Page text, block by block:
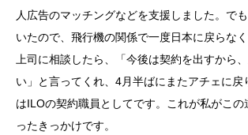
人広告のマッチングなどを支援しました。で
いたので、飛行機の関係で一度日本に戻らなく
上司に相談したら、「今後は契約を出すから
い」と言ってくれ、4月半ばにまたアチェに戻
はILOの契約職員としてです。これが私がこの
ったきっかけです。